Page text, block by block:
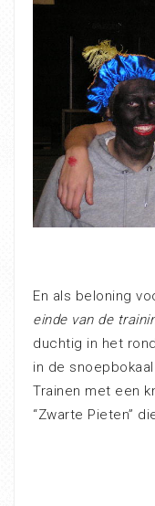
En als beloning
einde van de
duchtig in het
in de
Trainen met een
“Zwarte Pieten”